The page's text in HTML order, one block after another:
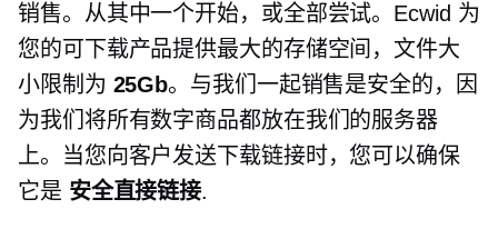
销售。从其中一个开始，或全部尝试。Ecwid 为
您的可下载产品提供最大的存储空间，文件大
小限制为 25Gb。与我们一起销售是安全的，因
为我们将所有数字商品都放在我们的服务器
上。当您向客户发送下载链接时，您可以确保
它是 安全直接链接.